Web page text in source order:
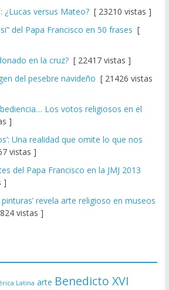
¿Lucas versus Mateo?[ 23210 vistas ]
del Papa Francisco en 50 frases [
en la cruz?[ 22417 vistas ]
del pesebre navideño [ 21426 vistas
Los votos religiosos en el
]
Una realidad que omite lo que nos
vistas ]
del Papa Francisco en la JMJ 2013
]
pinturas’ revela arte religioso en museos
vistas ]
Latina arte Benedicto XVI